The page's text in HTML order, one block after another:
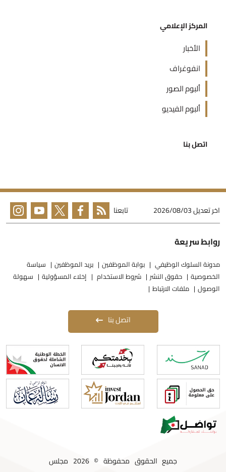
المركز الإعلامي
الأخبار
انفوغراف
ألبوم الصور
ألبوم الفيديو
اتصل بنا
اخر تعديل2026/08/03 تابعنا
روابط سريعة
مدونة السلوك الوظيفي بوابة الموظفين بريد الموظفين
سياسة
الخصوصية
حقوق النشر شروط الاستخدام إخلاء المسؤولية
سهولة
الوصول
ملفات الارتباط
اتصل بنا
جميع الحقوق محفوظة © 2026 مجلس